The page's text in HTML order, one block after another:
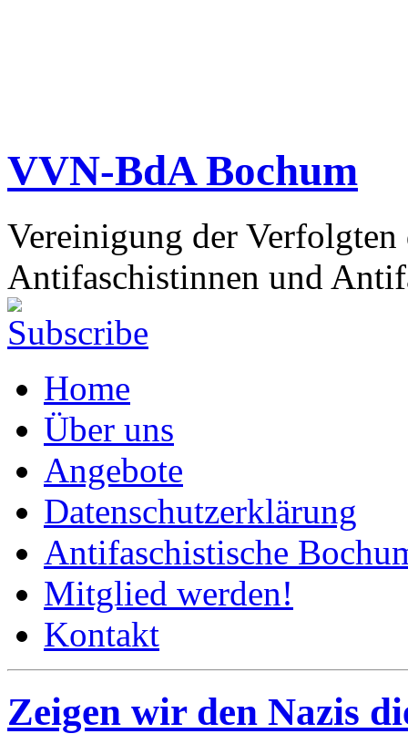
VVN-BdA Bochum
Vereinigung der
Antifaschistinnen und
Home
Über uns
Angebote
Datenschutzerklärung
Antifaschistische
Mitglied werden!
Kontakt
Zeigen wir den Nazis